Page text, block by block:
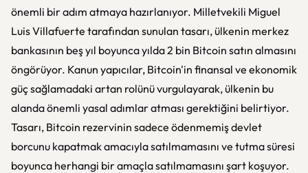
önemli bir adım atmaya hazırlanıyor. Milletvekili Miguel
Luis Villafuerte tarafından sunulan tasarı, ülkenin merkez
bankasının beş yıl boyunca yılda 2 bin Bitcoin satın almasını
öngörüyor. Kanun yapıcılar, Bitcoin'in finansal ve ekonomik
güç sağlamadaki artan rolünü vurgulayarak, ülkenin bu
alanda önemli yasal adımlar atması gerektiğini belirtiyor.
Tasarı, Bitcoin rezervinin sadece ödenmemiş devlet
borcunu kapatmak amacıyla satılmamasını ve tutma süresi
boyunca herhangi bir amaçla satılmamasını şart koşuyor.